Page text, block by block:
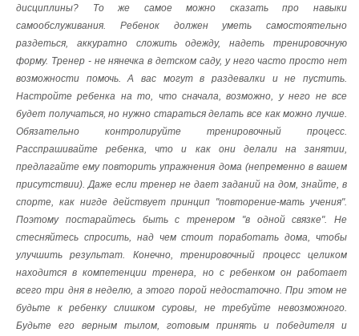
дисциплины? То же самое можно сказать про навыки
самообслуживания. Ребенок должен уметь самостоятельно
раздеться, аккуратно сложить одежду, надеть тренировочную
форму. Тренер - не нянечка в детском саду, у него часто просто нет
возможности помочь. А вас могут в раздевалки и не пустить.
Настройте ребенка на то, что сначала, возможно, у него не все
будет получаться, но нужно стараться делать все как можно лучше.
Обязательно контролируйте тренировочный процесс.
Расспрашивайте ребенка, что и как они делали на занятии,
предлагайте ему повторить упражнения дома (непременно в вашем
присутствии). Даже если тренер не дает заданий на дом, знайте, в
спорте, как нигде действует принцип "повторение-мать учения".
Поэтому постарайтесь быть с тренером "в одной связке". Не
стесняйтесь спросить, над чем стоит поработать дома, чтобы
улучшить результат. Конечно, тренировочный процесс целиком
находится в компетенции тренера, но с ребенком он работает
всего три дня в неделю, а этого порой недостаточно. При этом не
будьте к ребенку слишком суровы, не требуйте невозможного.
Будьте его верным тылом, готовым принять и победителя и